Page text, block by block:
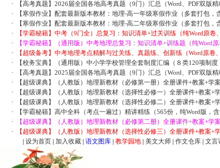
·
【高考真题】2026届全国各地高考真题（9门）汇总（Word、PDF双版
·
【寒假作业】配套最新版本教材：地理-高一年级寒假作业（多套打包，
·
【寒假作业】配套最新版本教材：地理-高二年级寒假作业（多套打包，
·
【学霸秘籍】中考（9门全）总复习：知识清单+过关训练（纯Word原卷
·
【学霸秘籍】（通用版）中考地理总复习：知识清单+训练题（纯Word
·
【超级备考】中考地理考点精解与过关练、真题练、创新练（Word原卷
·
【校务宝典】（通用版）中小学学校管理全套制度汇编（８类120项制度
·
【高考真题】2025届全国各地高考真题（9门）汇总（Word、PDF双版
·
【超级课典】（人教版）地理新教材（必修第一册）全册课件+教案+学
·
【超级课典】（人教版）地理新教材（选择性必修一）全册课件+教案+
·
【超级课典】（人教版）地理新教材（选择性必修二）全册课件+教案+
·
【学霸秘籍】高中全科（考点一遍过）精讲精练（565份，纯Word版，
·
【超级课典】（人教版）地理新教材（必修第二册）全册课件+教案+学
·
【超级课典】（人教版）地理新教材（选择性必修三）全册课件+教案+
| 设为首页 | 加入收藏 | 语文图库 | 教学园地 | 美文大师 | 作文仓库 | 文言